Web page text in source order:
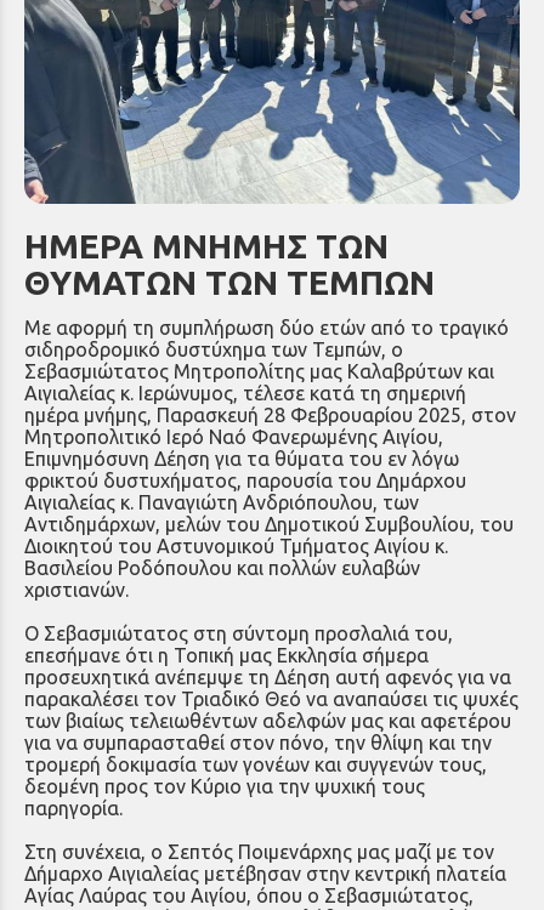
ΗΜΕΡΑ ΜΝΗΜΗΣ ΤΩΝ
ΘΥΜΑΤΩΝ ΤΩΝ ΤΕΜΠΩΝ
Με αφορμή τη συμπλήρωση δύο ετών από το τραγικό
σιδηροδρομικό δυστύχημα των Τεμπών, ο
Σεβασμιώτατος Μητροπολίτης μας Καλαβρύτων και
Αιγιαλείας κ. Ιερώνυμος, τέλεσε κατά τη σημερινή
ημέρα μνήμης, Παρασκευή 28 Φεβρουαρίου 2025, στον
Μητροπολιτικό Ιερό Ναό Φανερωμένης Αιγίου,
Επιμνημόσυνη Δέηση για τα θύματα του εν λόγω
φρικτού δυστυχήματος, παρουσία του Δημάρχου
Αιγιαλείας κ. Παναγιώτη Ανδριόπουλου, των
Αντιδημάρχων, μελών του Δημοτικού Συμβουλίου, του
Διοικητού του Αστυνομικού Τμήματος Αιγίου κ.
Βασιλείου Ροδόπουλου και πολλών ευλαβών
χριστιανών.
Ο Σεβασμιώτατος στη σύντομη προσλαλιά του,
επεσήμανε ότι η Τοπική μας Εκκλησία σήμερα
προσευχητικά ανέπεμψε τη Δέηση αυτή αφενός για να
παρακαλέσει τον Τριαδικό Θεό να αναπαύσει τις ψυχές
των βιαίως τελειωθέντων αδελφών μας και αφετέρου
για να συμπαρασταθεί στον πόνο, την θλίψη και την
τρομερή δοκιμασία των γονέων και συγγενών τους,
δεομένη προς τον Κύριο για την ψυχική τους
παρηγορία.
Στη συνέχεια, ο Σεπτός Ποιμενάρχης μας μαζί με τον
Δήμαρχο Αιγιαλείας μετέβησαν στην κεντρική πλατεία
Αγίας Λαύρας του Αιγίου, όπου ο Σεβασμιώτατος,